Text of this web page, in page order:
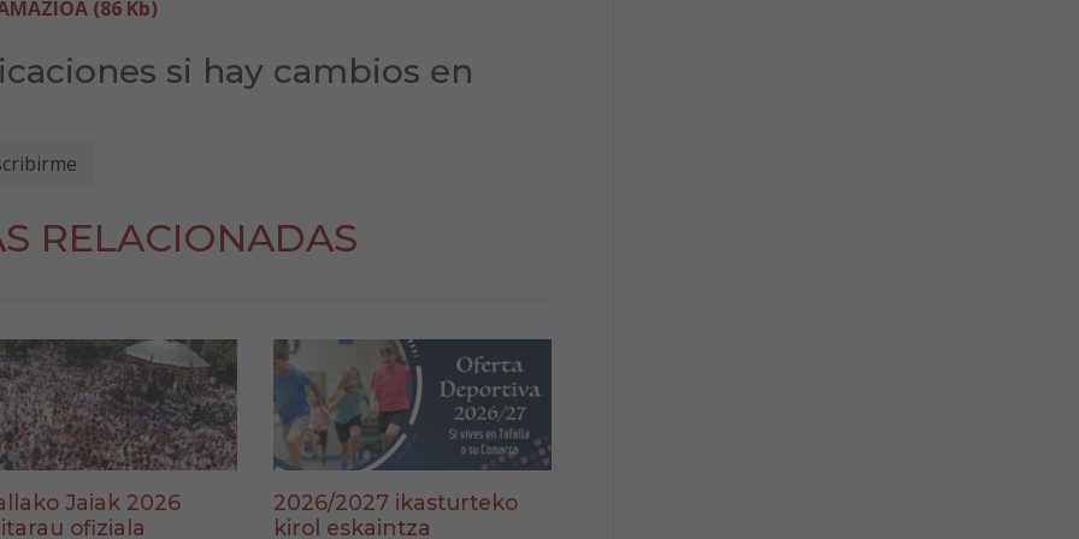
(86 Kb)
si hay cambios en
RELACIONADAS
Jaiak 2026
ofiziala
2026/2027 ikasturteko
kirol eskaintza